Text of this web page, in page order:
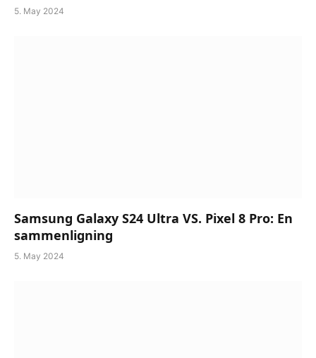
5. May 2024
Samsung Galaxy S24 Ultra VS. Pixel 8 Pro: En
sammenligning
5. May 2024